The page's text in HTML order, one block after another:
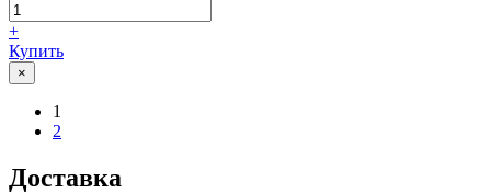
+
Купить
×
1
2
Доставка